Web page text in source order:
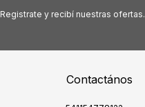
Registrate y recibí nuestras ofertas.
Contactános